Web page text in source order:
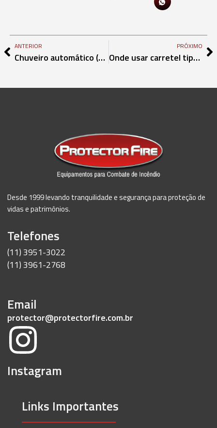
ANTERIOR
Chuveiro automático (sprinkler) Invista na segurança da sua empresa
PRÓXIMO
Onde usar carretel tipo mangotinho para hidrante
Desde 1999 levando tranquilidade e segurança para proteção de
vidas e patrimônios.
Telefones
(11) 3951-3022
(11) 3961-2768
Email
protector@protectorfire.com.br
Instagram
Links Importantes